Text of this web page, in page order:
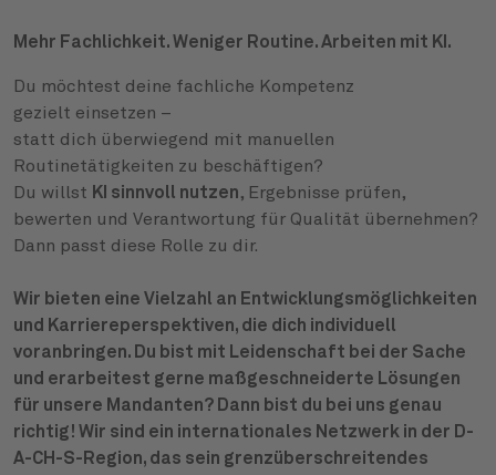
Mehr Fachlichkeit. Weniger Routine. Arbeiten mit KI.
Du möchtest deine fachliche Kompetenz
gezielt einsetzen –
statt dich überwiegend mit manuellen
Routinetätigkeiten zu beschäftigen?
Du willst KI sinnvoll nutzen, Ergebnisse prüfen,
bewerten und Verantwortung für Qualität übernehmen?
Dann passt diese Rolle zu dir.
Wir bieten eine Vielzahl an Entwicklungsmöglichkeiten
und Karriereperspektiven, die dich individuell
voranbringen. Du bist mit Leidenschaft bei der Sache
und erarbeitest gerne maßgeschneiderte Lösungen
für unsere Mandanten? Dann bist du bei uns genau
richtig! Wir sind ein internationales Netzwerk in der D-
A-CH-S-Region, das sein grenzüberschreitendes